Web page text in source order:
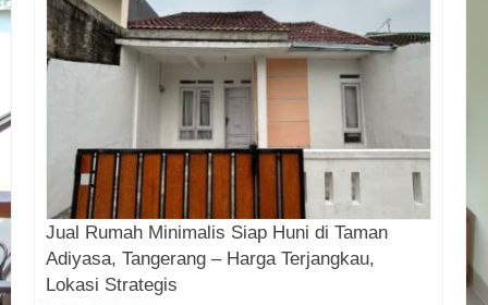
Jual Rumah Minimalis Siap Huni di Taman
Adiyasa, Tangerang – Harga Terjangkau,
Lokasi Strategis